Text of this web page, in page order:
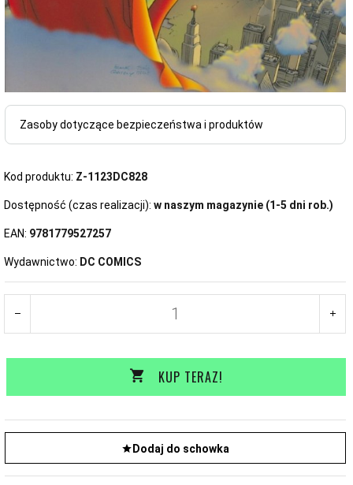
Zasoby dotyczące bezpieczeństwa i produktów
Kod produktu: Z-1123DC828
Dostępność (czas realizacji): w naszym magazynie (1-5 dni rob.)
EAN: 9781779527257
Wydawnictwo: DC COMICS
KUP TERAZ!
Dodaj do schowka